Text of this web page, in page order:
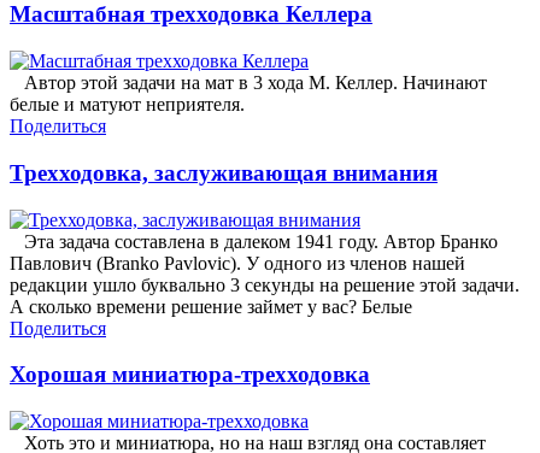
Масштабная трехходовка Келлера
Автор этой задачи на мат в 3 хода М. Келлер. Начинают
белые и матуют неприятеля.
Поделиться
Трехходовка, заслуживающая внимания
Эта задача составлена в далеком 1941 году. Автор Бранко
Павлович (Branko Pavlovic). У одного из членов нашей
редакции ушло буквально 3 секунды на решение этой задачи.
А сколько времени решение займет у вас? Белые
Поделиться
Хорошая миниатюра-трехходовка
Хоть это и миниатюра, но на наш взгляд она составляет